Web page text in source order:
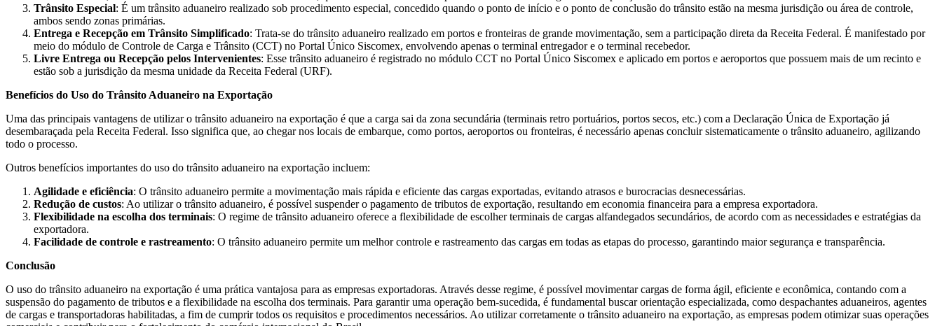
Trânsito Especial: É um trânsito aduaneiro realizado sob procedimento especial, concedido quando o ponto de início e o ponto de conclusão do trânsito estão na mesma jurisdição ou área de controle,
ambos sendo zonas primárias.
Entrega e Recepção em Trânsito Simplificado: Trata-se do trânsito aduaneiro realizado em portos e fronteiras de grande movimentação, sem a participação direta da Receita Federal. É manifestado por
meio do módulo de Controle de Carga e Trânsito (CCT) no Portal Único Siscomex, envolvendo apenas o terminal entregador e o terminal recebedor.
Livre Entrega ou Recepção pelos Intervenientes: Esse trânsito aduaneiro é registrado no módulo CCT no Portal Único Siscomex e aplicado em portos e aeroportos que possuem mais de um recinto e
estão sob a jurisdição da mesma unidade da Receita Federal (URF).
Benefícios do Uso do Trânsito Aduaneiro na Exportação
Uma das principais vantagens de utilizar o trânsito aduaneiro na exportação é que a carga sai da zona secundária (terminais retro portuários, portos secos, etc.) com a Declaração Única de Exportação já
desembaraçada pela Receita Federal. Isso significa que, ao chegar nos locais de embarque, como portos, aeroportos ou fronteiras, é necessário apenas concluir sistematicamente o trânsito aduaneiro, agilizando
todo o processo.
Outros benefícios importantes do uso do trânsito aduaneiro na exportação incluem:
Agilidade e eficiência: O trânsito aduaneiro permite a movimentação mais rápida e eficiente das cargas exportadas, evitando atrasos e burocracias desnecessárias.
Redução de custos: Ao utilizar o trânsito aduaneiro, é possível suspender o pagamento de tributos de exportação, resultando em economia financeira para a empresa exportadora.
Flexibilidade na escolha dos terminais: O regime de trânsito aduaneiro oferece a flexibilidade de escolher terminais de cargas alfandegados secundários, de acordo com as necessidades e estratégias da
exportadora.
Facilidade de controle e rastreamento: O trânsito aduaneiro permite um melhor controle e rastreamento das cargas em todas as etapas do processo, garantindo maior segurança e transparência.
Conclusão
O uso do trânsito aduaneiro na exportação é uma prática vantajosa para as empresas exportadoras. Através desse regime, é possível movimentar cargas de forma ágil, eficiente e econômica, contando com a
suspensão do pagamento de tributos e a flexibilidade na escolha dos terminais. Para garantir uma operação bem-sucedida, é fundamental buscar orientação especializada, como despachantes aduaneiros, agentes
de cargas e transportadoras habilitadas, a fim de cumprir todos os requisitos e procedimentos necessários. Ao utilizar corretamente o trânsito aduaneiro na exportação, as empresas podem otimizar suas operações